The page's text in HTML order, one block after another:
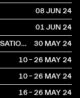
08 JUN2024
01 JUN2024
LES RENCONTRES DE LURE EN CONVERSATION AVEC ROSMARIE TISSI
30 MAY2024
10 – 26 MAY2024
10 – 26 MAY2024
16 – 26 MAY2024